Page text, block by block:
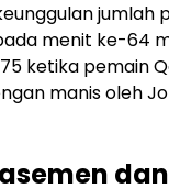
jumlah
menit ke-64
ketika pemain
manis oleh